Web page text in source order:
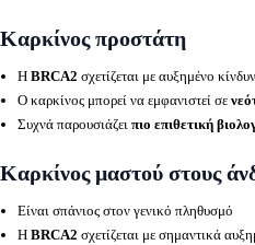
Καρκίνος προστάτη
Η BRCA2 σχετίζεται με αυξημένο
Ο καρκίνος μπορεί να εμφανιστεί σε
Συχνά παρουσιάζει πιο επιθετική
Καρκίνος μαστού στους
Είναι σπάνιος στον γενικό πληθυσμό
Η BRCA2 σχετίζεται με σημαντικά